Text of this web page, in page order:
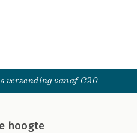
verzending vanaf €20
hoogte